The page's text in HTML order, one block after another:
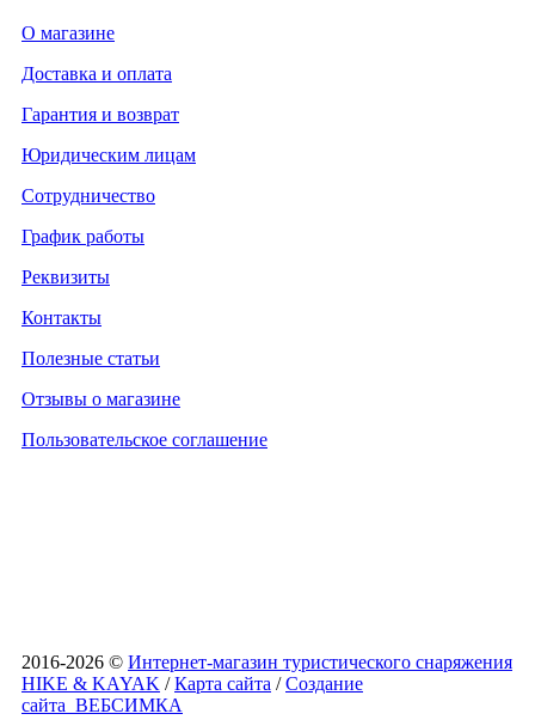
О магазине
Доставка и оплата
Гарантия и возврат
Юридическим лицам
Сотрудничество
График работы
Реквизиты
Контакты
Полезные статьи
Отзывы о магазине
Пользовательское соглашение
2016-2026 © Интернет-магазин туристического снаряжения
HIKE & KAYAK /Карта сайта /Создание
сайта ВЕБСИМКА